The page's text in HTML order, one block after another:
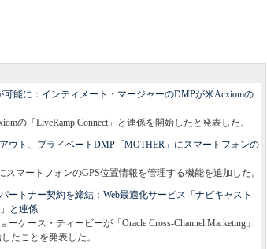
能に：インティメート・マージャーのDMPが米Acxiomの
の「LiveRamp Connect」と連係を開始したと発表した。
ウト、プライベートDMP「MOTHER」にスマートフォンの
マートフォンのGPS位置情報を管理する機能を追加した。
ートナー契約を締結：Web最適化サービス「ナビキャスト
」と連係
ケース・ティービーが「Oracle Cross-Channel Marketing」
たことを発表した。